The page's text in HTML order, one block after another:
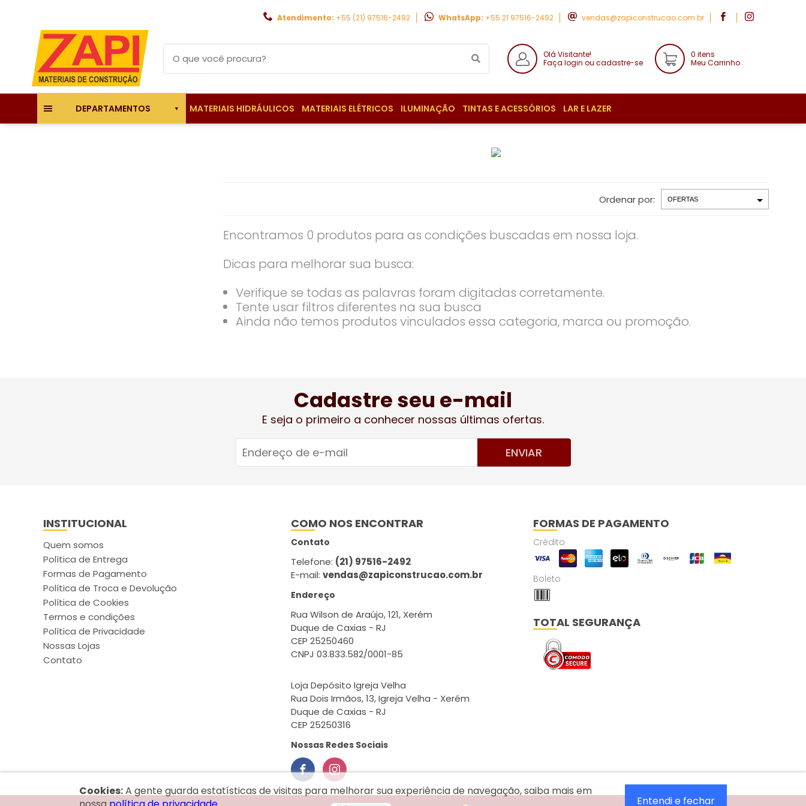
Atendimento: +55 (21) 97516-2492 WhatsApp: +55 21 97516-2492 vendas@zapiconstrucao.com.br
Olá Visitante!
Faça login ou cadastre-se
0 itens
Meu Carrinho
DEPARTAMENTOS MATERIAIS HIDRÁULICOS MATERIAIS ELÉTRICOS ILUMINAÇÃO TINTAS E ACESSÓRIOS LAR E LAZER
Ordenar por:
Encontramos 0 produtos para as condições buscadas em nossa loja.
Dicas para melhorar sua busca:
Verifique se todas as palavras foram digitadas corretamente.
Tente usar filtros diferentes na sua busca
Ainda não temos produtos vinculados essa categoria, marca ou promoção.
Cadastre seu e-mail
E seja o primeiro a conhecer nossas últimas ofertas.
ENVIAR
INSTITUCIONAL
Quem somos
Política de Entrega
Formas de Pagamento
Política de Troca e Devolução
Política de Cookies
Termos e condições
Política de Privacidade
Nossas Lojas
Contato
COMO NOS ENCONTRAR
Contato
Telefone: (21) 97516-2492
E-mail:vendas@zapiconstrucao.com.br
Endereço
Rua Wilson de Araújo, 121, Xerém
Duque de Caxias - RJ
CEP 25250460
CNPJ 03.833.582/0001-85
Loja Depósito Igreja Velha
Rua Dois Irmãos, 13, Igreja Velha - Xerém
Duque de Caxias - RJ
CEP 25250316
Nossas Redes Sociais
FORMAS DE PAGAMENTO
Crédito
Boleto
TOTAL SEGURANÇA
Cookies:A gente guarda estatísticas de visitas para melhorar sua experiência de navegação, saiba mais em
Entendi e fechar